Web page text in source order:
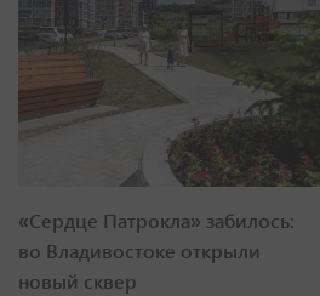
«Сердце Патрокла» забилось:
во Владивостоке открыли
новый сквер